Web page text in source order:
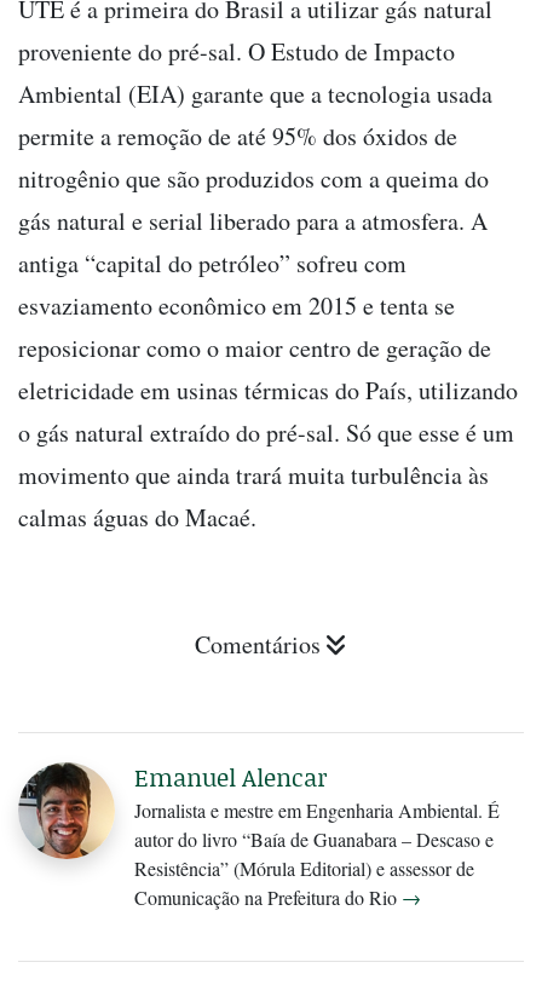
UTE é a primeira do Brasil a utilizar gás natural
proveniente do pré-sal. O Estudo de Impacto
Ambiental (EIA) garante que a tecnologia usada
permite a remoção de até 95% dos óxidos de
nitrogênio que são produzidos com a queima do
gás natural e serial liberado para a atmosfera. A
antiga “capital do petróleo” sofreu com
esvaziamento econômico em 2015 e tenta se
reposicionar como o maior centro de geração de
eletricidade em usinas térmicas do País, utilizando
o gás natural extraído do pré-sal. Só que esse é um
movimento que ainda trará muita turbulência às
calmas águas do Macaé.
Comentários
Emanuel Alencar
Jornalista e mestre em Engenharia Ambiental. É
autor do livro “Baía de Guanabara – Descaso e
Resistência” (Mórula Editorial) e assessor de
Comunicação na Prefeitura do Rio →